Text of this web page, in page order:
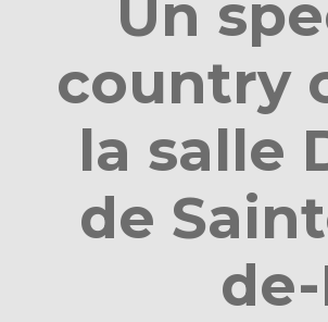
Un
country
la salle
de